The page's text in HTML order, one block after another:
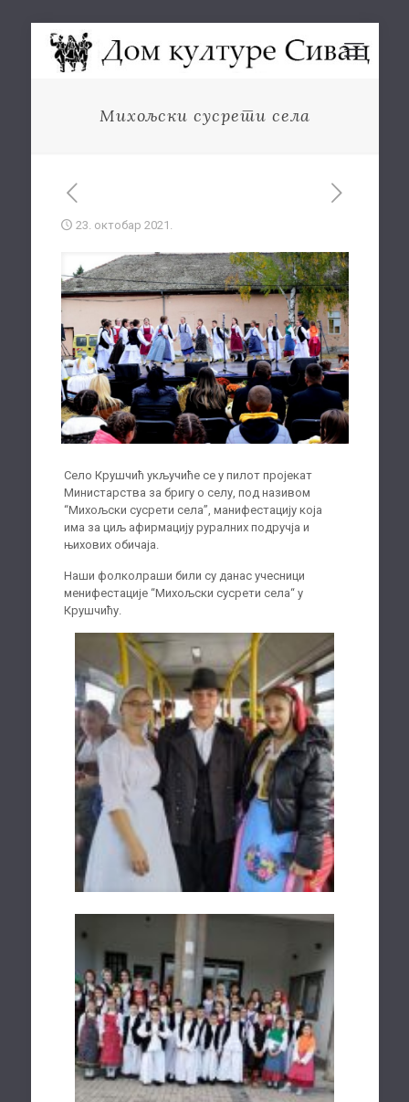
Михољски сусрети села
23. октобар 2021.
Село Крушчић укључиће се у пилот пројекат
Министарства за бригу о селу, под називом
“Михољски сусрети села”, манифестацију која
има за циљ афирмацију руралних подручја и
њихових обичаја.
Наши фолколраши били су данас учесници
менифестације “Михољски сусрети села“ у
Крушчићу.